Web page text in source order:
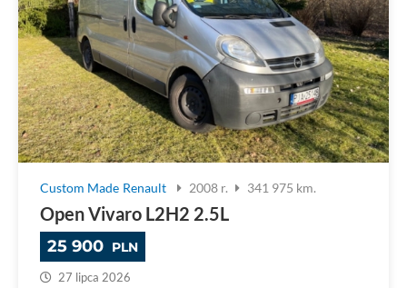
Custom Made Renault 2008 r. 341 975 km.
Open Vivaro L2H2 2.5L
25 900 PLN
27 lipca 2026